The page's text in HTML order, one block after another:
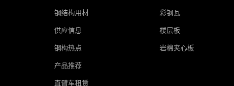
钢结构用材
供应信息
钢构热点
产品推荐
直臂车租赁
彩钢瓦
楼层板
岩棉夹心板